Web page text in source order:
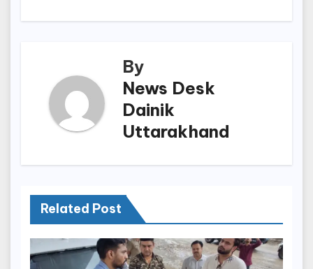
o n
By
News Desk
Dainik
Uttarakhand
Related Post